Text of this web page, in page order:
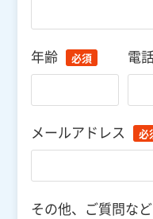
年齢 必須 電
メールアドレス 必
その他、ご質問な